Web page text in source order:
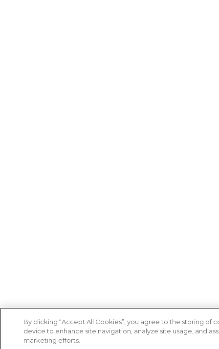
By clicking “Accept All Cookies”, you agree to the storing of
device to enhance site navigation, analyze site usage, and
marketing efforts.